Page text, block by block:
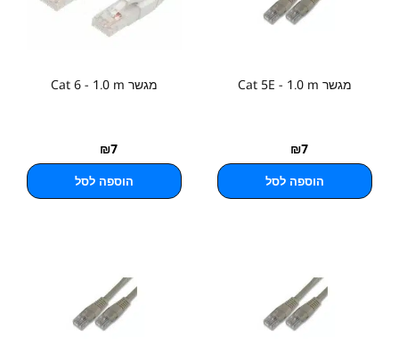
מגשר Cat 5E - 1.0 m
₪7
הוספה לסל
מגשר Cat 6 - 1.0 m
₪7
הוספה לסל